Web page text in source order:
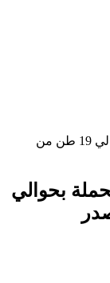
درك سيدي بنور يوقف شاحنة محملة بحوالي 19 طن من
بحوالي